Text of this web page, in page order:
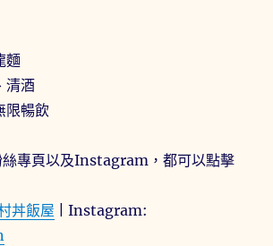
麵
清酒
限暢飲
絲專頁以及Instagram，都可以點擊
丼飯屋 | Instagram: